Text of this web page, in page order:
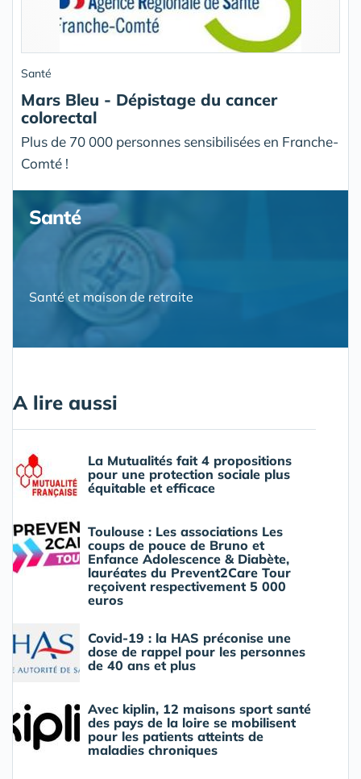
Santé
Mars Bleu - Dépistage du cancer
colorectal
Plus de 70 000 personnes sensibilisées en Franche-
Comté !
Santé
Santé et maison de retraite
A lire aussi
La Mutualités fait 4 propositions
pour une protection sociale plus
équitable et efficace
Toulouse : Les associations Les
coups de pouce de Bruno et
Enfance Adolescence & Diabète,
lauréates du Prevent2Care Tour
reçoivent respectivement 5 000
euros
Covid-19 : la HAS préconise une
dose de rappel pour les personnes
de 40 ans et plus
Avec kiplin, 12 maisons sport santé
des pays de la loire se mobilisent
pour les patients atteints de
maladies chroniques